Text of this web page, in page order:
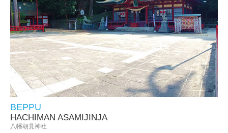
BEPPU
HACHIMAN ASAMIJINJA
八幡朝見神社